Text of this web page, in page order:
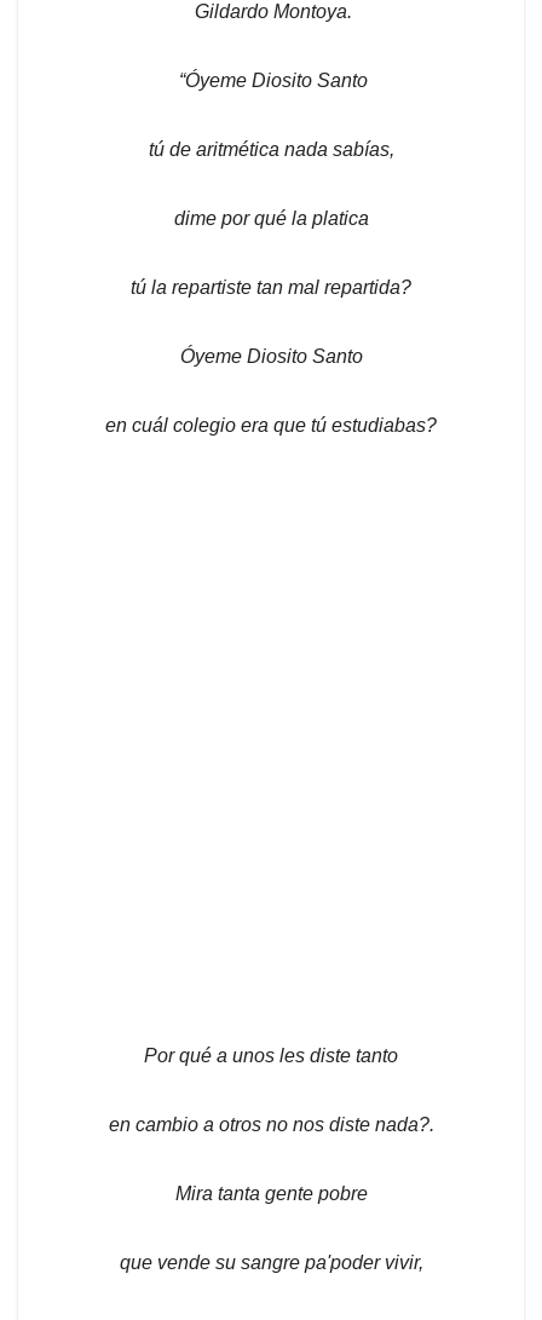
Gildardo Montoya.
“Óyeme Diosito Santo
tú de aritmética nada sabías,
dime por qué la platica
tú la repartiste tan mal repartida?
Óyeme Diosito Santo
en cuál colegio era que tú estudiabas?
Por qué a unos les diste tanto
en cambio a otros no nos diste nada?.
Mira tanta gente pobre
que vende su sangre pa'poder vivir,